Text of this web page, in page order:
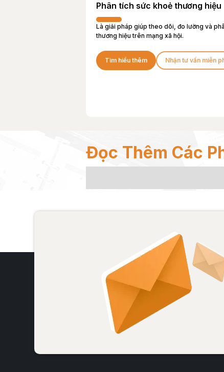
Phân tích sức khoẻ thương hiệu
Là giải pháp giúp theo dõi, đo lường và
thương hiệu trên mạng xã hội.
Tìm hiểu thêm Nhận tư vấn miễn
Đọc Thêm Các